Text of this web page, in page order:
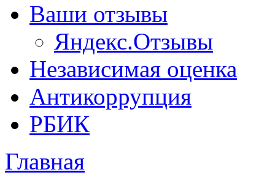
Ваши отзывы
Яндекс.Отзывы
Независимая оценка
Антикоррупция
РБИК
Главная